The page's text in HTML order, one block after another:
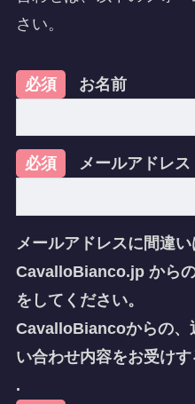
さい。
必須 お名前
必須 メールアドレス
メールアドレスに間違
CavalloBianco.jp から
をしてください。
CavalloBiancoからの、
い合わせ内容をお受けす
.